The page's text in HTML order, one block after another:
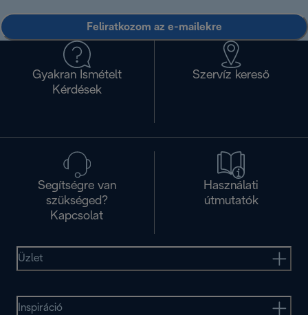
Feliratkozom az e-mailekre
Gyakran Ismételt
Kérdések
Szervíz kereső
Segítségre van
szükséged?
Kapcsolat
Használati
útmutatók
Üzlet
Inspiráció